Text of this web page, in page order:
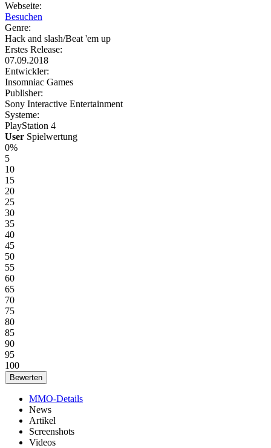
Webseite:
Besuchen
Genre:
Hack and slash/Beat 'em up
Erstes Release:
07.09.2018
Entwickler:
Insomniac Games
Publisher:
Sony Interactive Entertainment
Systeme:
PlayStation 4
User Spielwertung
0%
5
10
15
20
25
30
35
40
45
50
55
60
65
70
75
80
85
90
95
100
MMO-Details
News
Artikel
Screenshots
Videos